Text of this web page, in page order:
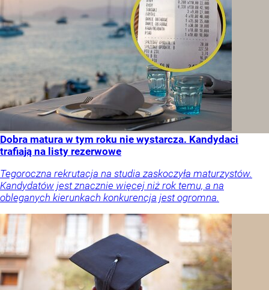
Dobra matura w tym roku nie wystarcza. Kandydaci
trafiają na listy rezerwowe
Tegoroczna rekrutacja na studia zaskoczyła maturzystów.
Kandydatów jest znacznie więcej niż rok temu, a na
obleganych kierunkach konkurencja jest ogromna.